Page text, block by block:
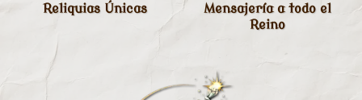
Reliquias Únicas
Mensajería a todo el
Reino